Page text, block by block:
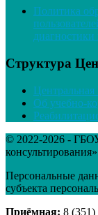
Политика
диагностики
Структура
Об учебно-
© 2022-2026 -
консультирования»
Персональные
субъекта
Приёмная: 8 (351)